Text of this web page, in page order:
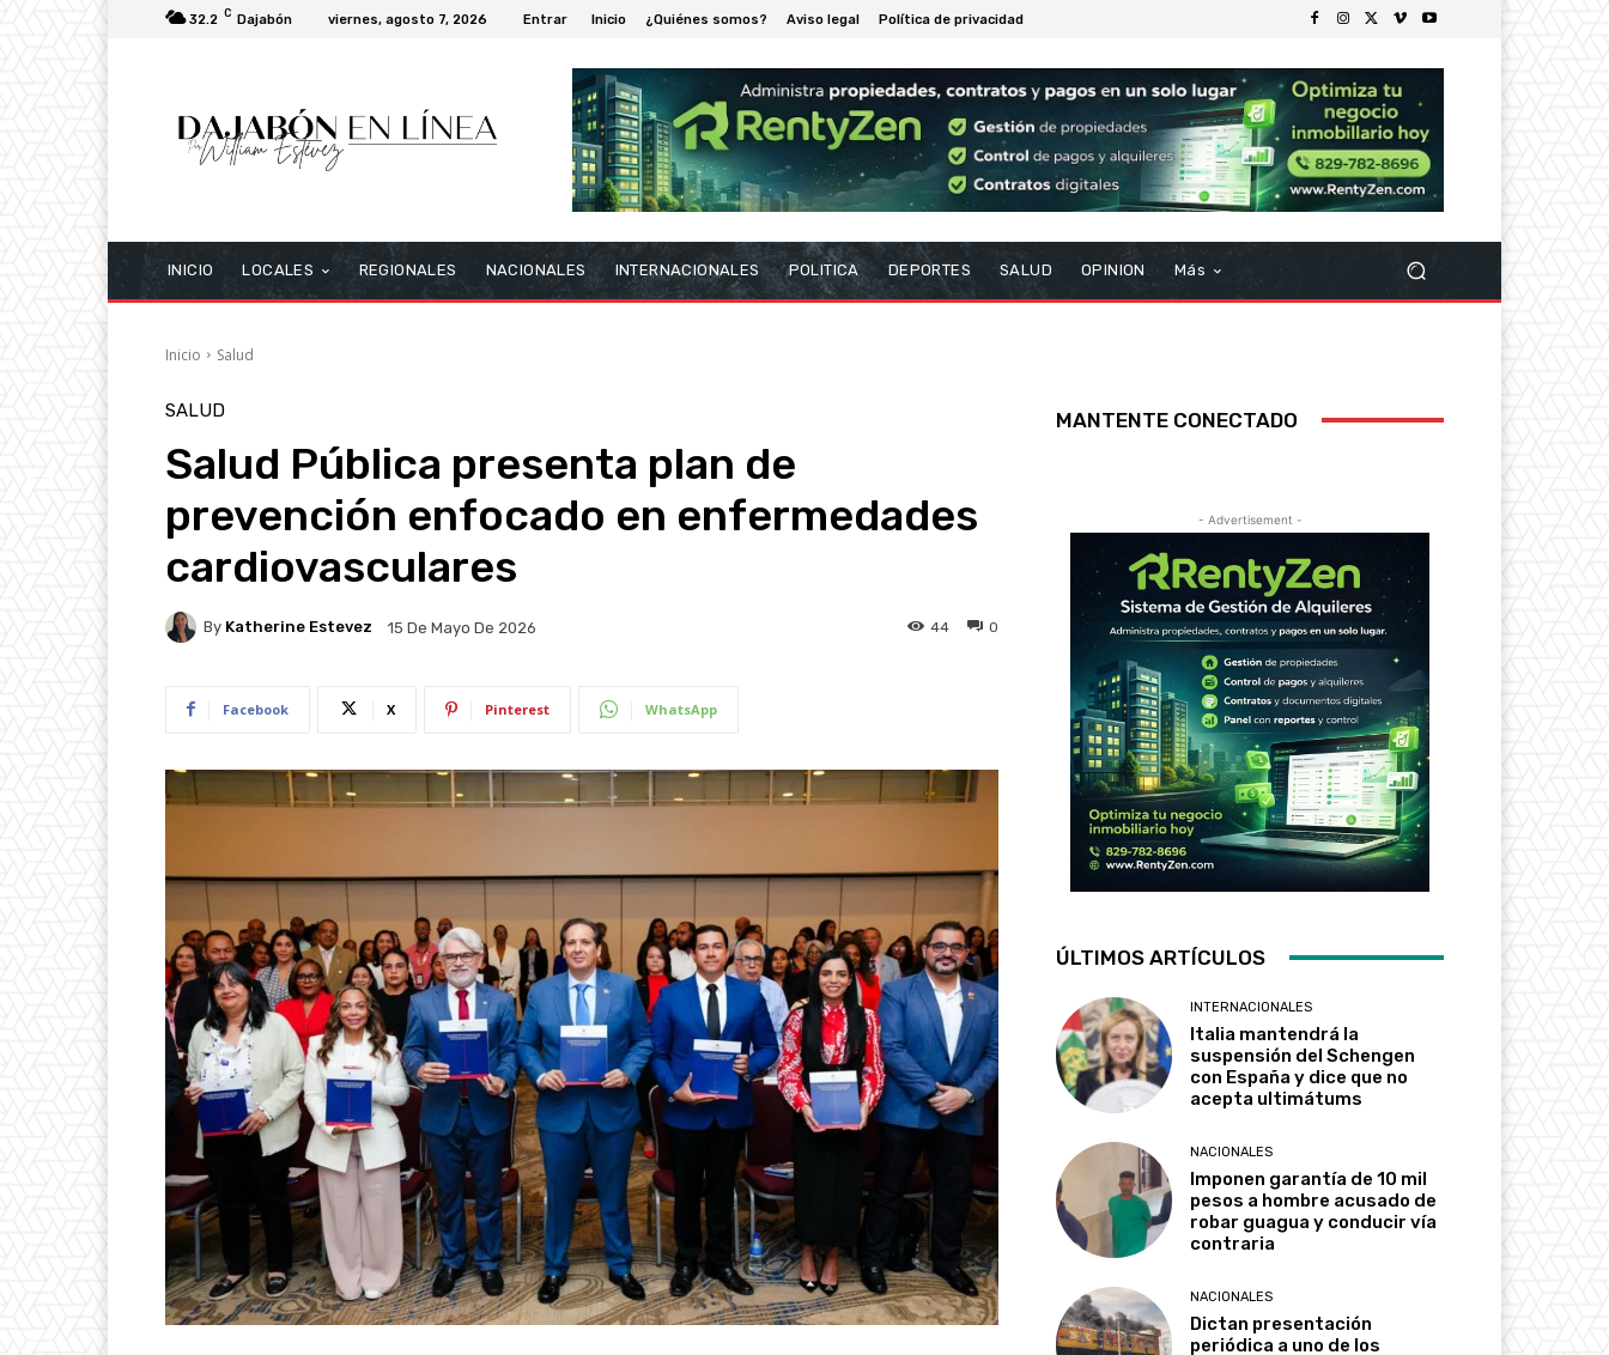
32.2 C Dajabón viernes, agosto 7, 2026 Entrar Inicio ¿Quiénes somos? Aviso legal Política de privacidad
INICIO LOCALES REGIONALES NACIONALES INTERNACIONALES POLITICA DEPORTES SALUD OPINION Más
Inicio Salud
SALUD
Salud Pública presenta plan de
prevención enfocado en enfermedades
cardiovasculares
By Katherine Estevez 15 De Mayo De 2026 0
44
Facebook X Pinterest WhatsApp
MANTENTE CONECTADO
- Advertisement -
ÚLTIMOS ARTÍCULOS
INTERNACIONALES
Italia mantendrá la
suspensión del Schengen
con España y dice que no
acepta ultimátums
NACIONALES
Imponen garantía de 10 mil
pesos a hombre acusado de
robar guagua y conducir vía
contraria
NACIONALES
Dictan presentación
periódica a uno de los